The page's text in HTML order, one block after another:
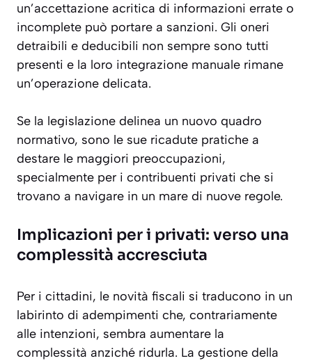
un’accettazione acritica di informazioni errate o
incomplete può portare a sanzioni. Gli oneri
detraibili e deducibili non sempre sono tutti
presenti e la loro integrazione manuale rimane
un’operazione delicata.
Se la legislazione delinea un nuovo quadro
normativo, sono le sue ricadute pratiche a
destare le maggiori preoccupazioni,
specialmente per i contribuenti privati che si
trovano a navigare in un mare di nuove regole.
Implicazioni per i privati: verso una
complessità accresciuta
Per i cittadini, le novità fiscali si traducono in un
labirinto di adempimenti che, contrariamente
alle intenzioni, sembra aumentare la
complessità anziché ridurla. La gestione della